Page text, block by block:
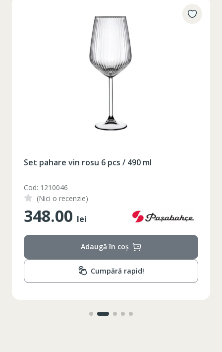
Таблица размеров
4XL
Inaltime 164-170
Circumferinta pieptului
Circumferinta taliei 74-78
Lungimea piciorului in
interior
79
Set pahare vin rosu 6 pcs / 490 ml
Cod: 1210046
(Nici o recenzie)
348.00 lei
Adaugă în coș
Cumpără rapid!